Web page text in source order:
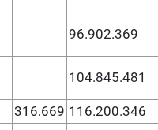
96.902.369
104.845.481
316.669 116.200.346